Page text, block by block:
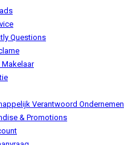
Questions
Verantwoord Ondernemen
& Promotions